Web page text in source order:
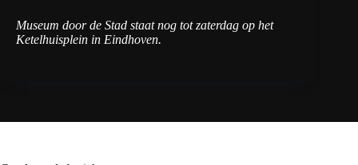
Museum door de Stad staat nog tot zaterdag op het
Ketelhuisplein in Eindhoven.